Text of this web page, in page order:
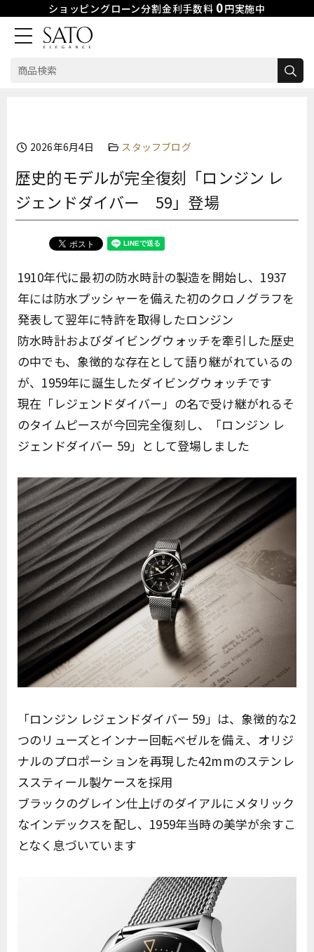
ショッピングローン分割金利手数料 0円実施中
検
2026年6月4日 スタッフブログ
歴史的モデルが完全復刻「ロンジン レ
ジェンドダイバー 59」登場
1910年代に最初の防水時計の製造を開始し、1937
年には防水プッシャーを備えた初のクロノグラフを
発表して翌年に特許を取得したロンジン
防水時計およびダイビングウォッチを牽引した歴史
の中でも、象徴的な存在として語り継がれているの
が、1959年に誕生したダイビングウォッチです
現在「レジェンドダイバー」の名で受け継がれるそ
のタイムピースが今回完全復刻し、「ロンジン レ
ジェンドダイバー 59」として登場しました
「ロンジン レジェンドダイバー 59」は、象徴的な2
つのリューズとインナー回転ベゼルを備え、オリジ
ナルのプロポーションを再現した42mmのステンレ
ススティール製ケースを採用
ブラックのグレイン仕上げのダイアルにメタリック
なインデックスを配し、1959年当時の美学が余すこ
となく息づいています